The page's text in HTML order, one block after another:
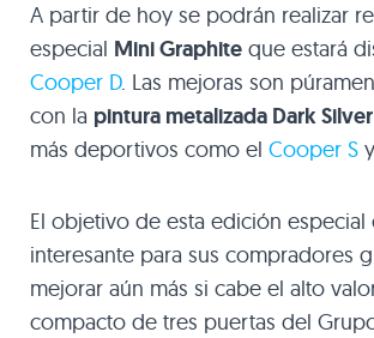
A partir de hoy se podrán realizar
especial Mini Graphite que estará
Cooper D. Las mejoras son
con la pintura metalizada Dark Silver
más deportivos como el Cooper S
El objetivo de esta edición
interesante para sus compradores
mejorar aún más si cabe el alto
compacto de tres puertas del